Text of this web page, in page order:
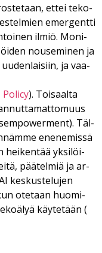
et­tei te­ko­
emer­gent­ti
il­miö. Mo­ni­
nou­se­mi­nen ja
ja vaa­
). Toi­saal­ta
Täl­
ene­ne­mis­sä
hei­ken­tää yk­si­löi­
pää­tel­miä ja ar­
kes­kus­te­lu­jen
ote­taan huo­mi­
käy­te­tään (